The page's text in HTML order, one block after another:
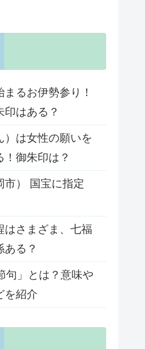
るお伊勢参り！
はある？
）は女性の願いを
御朱印は？
市） 国宝に指定
はさまざま、七福
る？
句」とは？意味や
を紹介